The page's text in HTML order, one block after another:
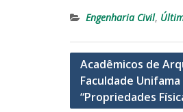
Engenharia Civil,
Navegação
de
Post
Acadêmicos de
Faculdade
“Propriedades